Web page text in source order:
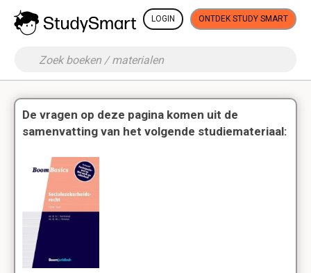
LOGIN ONTDEK STUDY SMART
De vragen op deze pagina komen uit de
samenvatting van het volgende studiemateriaal: